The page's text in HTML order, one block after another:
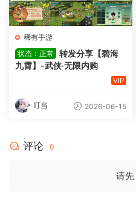
稀有手游
状态：正常
转发分享【碧海
九霄】-武侠·无限内购
VIP
叮当 2026-06-15
评论 0
请先